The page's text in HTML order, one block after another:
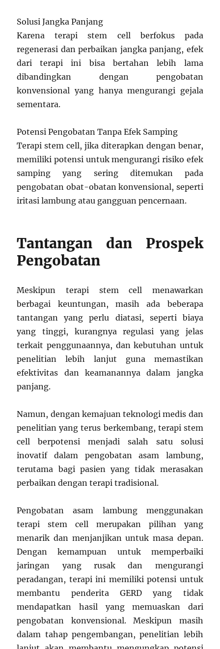
Solusi Jangka Panjang
Karena terapi stem cell berfokus pada
regenerasi dan perbaikan jangka panjang, efek
dari terapi ini bisa bertahan lebih lama
dibandingkan dengan pengobatan
konvensional yang hanya mengurangi gejala
sementara.
Potensi Pengobatan Tanpa Efek Samping
Terapi stem cell, jika diterapkan dengan benar,
memiliki potensi untuk mengurangi risiko efek
samping yang sering ditemukan pada
pengobatan obat-obatan konvensional, seperti
iritasi lambung atau gangguan pencernaan.
Tantangan dan Prospek
Pengobatan
Meskipun terapi stem cell menawarkan
berbagai keuntungan, masih ada beberapa
tantangan yang perlu diatasi, seperti biaya
yang tinggi, kurangnya regulasi yang jelas
terkait penggunaannya, dan kebutuhan untuk
penelitian lebih lanjut guna memastikan
efektivitas dan keamanannya dalam jangka
panjang.
Namun, dengan kemajuan teknologi medis dan
penelitian yang terus berkembang, terapi stem
cell berpotensi menjadi salah satu solusi
inovatif dalam pengobatan asam lambung,
terutama bagi pasien yang tidak merasakan
perbaikan dengan terapi tradisional.
Pengobatan asam lambung menggunakan
terapi stem cell merupakan pilihan yang
menarik dan menjanjikan untuk masa depan.
Dengan kemampuan untuk memperbaiki
jaringan yang rusak dan mengurangi
peradangan, terapi ini memiliki potensi untuk
membantu penderita GERD yang tidak
mendapatkan hasil yang memuaskan dari
pengobatan konvensional. Meskipun masih
dalam tahap pengembangan, penelitian lebih